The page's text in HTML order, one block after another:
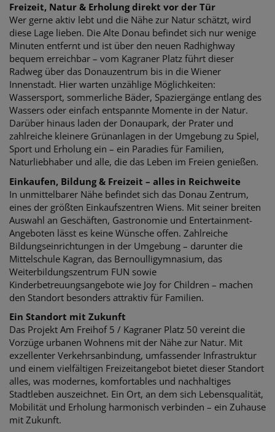
Freizeit, Natur & Erholung direkt vor der Tür
Wer gerne aktiv lebt und die Nähe zur Natur schätzt, wird
diese Lage lieben. Die Alte Donau befindet sich nur wenige
Minuten entfernt und ist über den neuen Radhighway
bequem erreichbar – vom Kagraner Platz führt dieser
Radweg über das Donauzentrum bis in die Wiener
Innenstadt. Hier warten unzählige Möglichkeiten:
Wassersport, sommerliche Bäder, Spaziergänge entlang des
Wassers oder einfach entspannte Momente in der Natur.
Darüber hinaus laden der Donaupark, der Prater und
zahlreiche kleinere Grünanlagen in der Umgebung zu Spiel,
Sport und Erholung ein – ein Paradies für Familien,
Naturliebhaber und alle, die das Leben im Freien genießen.
Einkaufen, Bildung & Freizeit – alles in Reichweite
In unmittelbarer Nähe befindet sich das Donau Zentrum,
eines der größten Einkaufszentren Wiens. Mit seiner breiten
Auswahl an Geschäften, Gastronomie und Entertainment-
Angeboten lässt es keine Wünsche offen. Zahlreiche
Bildungseinrichtungen in der Umgebung – darunter die
Mittelschule Kagran, das Bernoulligymnasium, das
Weiterbildungszentrum FUN sowie
Kinderbetreuungsangebote wie Joy for Children – machen
den Standort besonders attraktiv für Familien.
Ein Standort mit Zukunft
Das Projekt Am Freihof 5 / Kagraner Platz 50 vereint die
Vorzüge urbanen Wohnens mit der Nähe zur Natur. Mit
exzellenter Verkehrsanbindung, umfassender Infrastruktur
und einem vielfältigen Freizeitangebot bietet dieser Standort
alles, was modernes, komfortables und nachhaltiges
Stadtleben auszeichnet. Ein Ort, an dem sich Lebensqualität,
Mobilität und Erholung harmonisch verbinden – ein Zuhause
mit Zukunft.